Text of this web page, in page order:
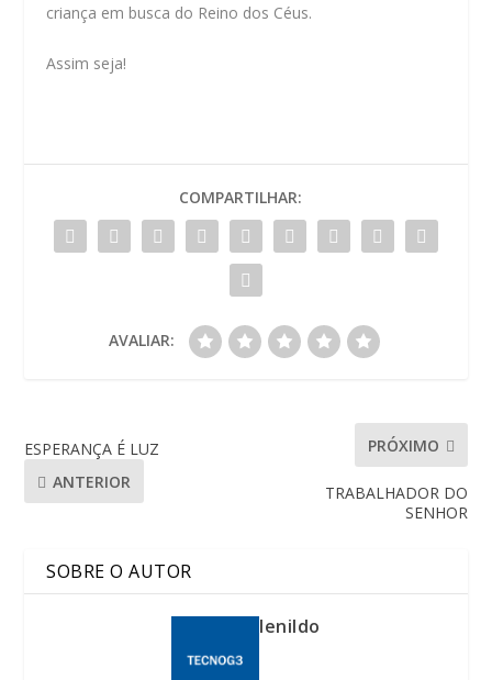
criança em busca do Reino dos Céus.
Assim seja!
COMPARTILHAR:
AVALIAR:
ESPERANÇA É LUZ
ANTERIOR
PRÓXIMO
TRABALHADOR DO
SENHOR
SOBRE O AUTOR
lenildo